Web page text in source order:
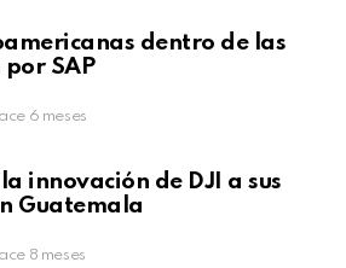
dentro de las
por SAP
6 meses
innovación de DJI a sus
Guatemala
8 meses